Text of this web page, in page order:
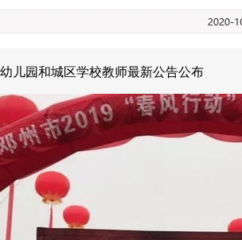
儿园和城区学校教师最新公告公布